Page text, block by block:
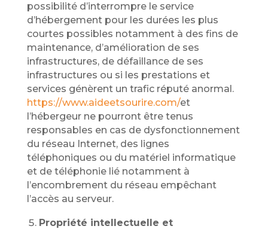
possibilité d’interrompre le service
d’hébergement pour les durées les plus
courtes possibles notamment à des fins de
maintenance, d’amélioration de ses
infrastructures, de défaillance de ses
infrastructures ou si les prestations et
services génèrent un trafic réputé anormal.
https://www.aideetsourire.com/et
l’hébergeur ne pourront être tenus
responsables en cas de dysfonctionnement
du réseau Internet, des lignes
téléphoniques ou du matériel informatique
et de téléphonie lié notamment à
l’encombrement du réseau empêchant
l’accès au serveur.
Propriété intellectuelle et